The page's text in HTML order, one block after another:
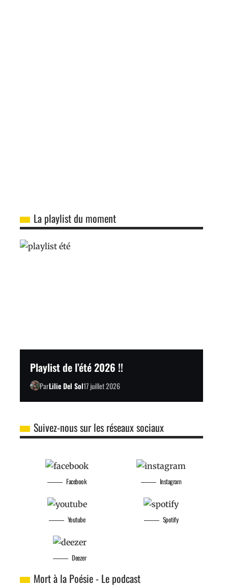
La playlist du moment
Playlist de l’été 2026 !!
ParLilie Del Sol17 juillet 2026
Suivez-nous sur les réseaux sociaux
Facebook
Youtube
Instagram
Spotify
Deezer
Mort à la Poésie - Le podcast